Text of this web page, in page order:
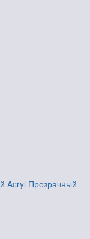
Acryl Прозрачный